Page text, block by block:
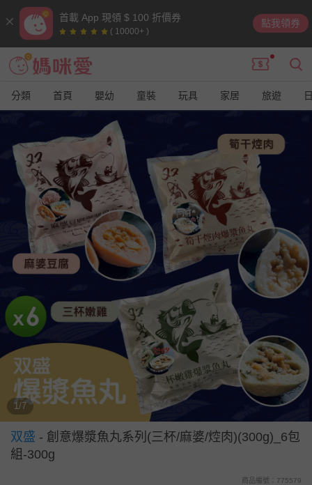
首載 App 現領 $ 100 折價券
( 10000+ )
點我領券
分類 首頁 嬰幼 童裝 玩具 家居 旅遊
1/7
双盛 - 創意爆漿魚丸系列(三杯/麻婆/焢肉)(300g)_6包
組-300g
商品編號：775579